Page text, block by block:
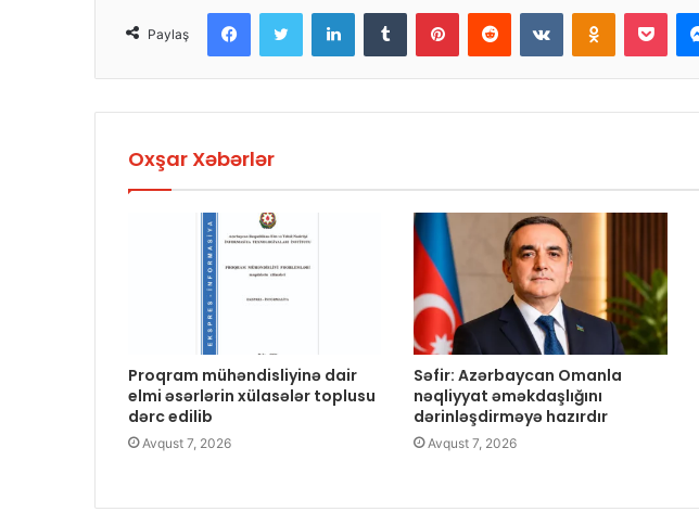
Paylaş
Oxşar Xəbərlər
Proqram mühəndisliyinə dair
elmi əsərlərin xülasələr toplusu
dərc edilib
Avqust 7, 2026
Səfir: Azərbaycan Omanla
nəqliyyat əməkdaşlığını
dərinləşdirməyə hazırdır
Avqust 7, 2026